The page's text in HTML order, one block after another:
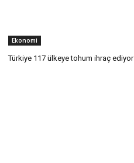
Ekonomi
Türkiye 117 ülkeye tohum ihraç ediyor